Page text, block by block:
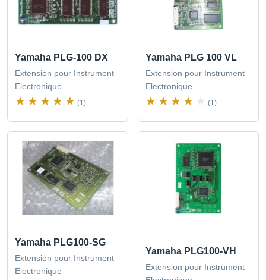
Yamaha PLG-100 DX
Extension pour Instrument
Electronique
(1)
Yamaha PLG 100 VL
Extension pour Instrument
Electronique
(1)
Yamaha PLG100-SG
Extension pour Instrument
Electronique
Yamaha PLG100-VH
Extension pour Instrument